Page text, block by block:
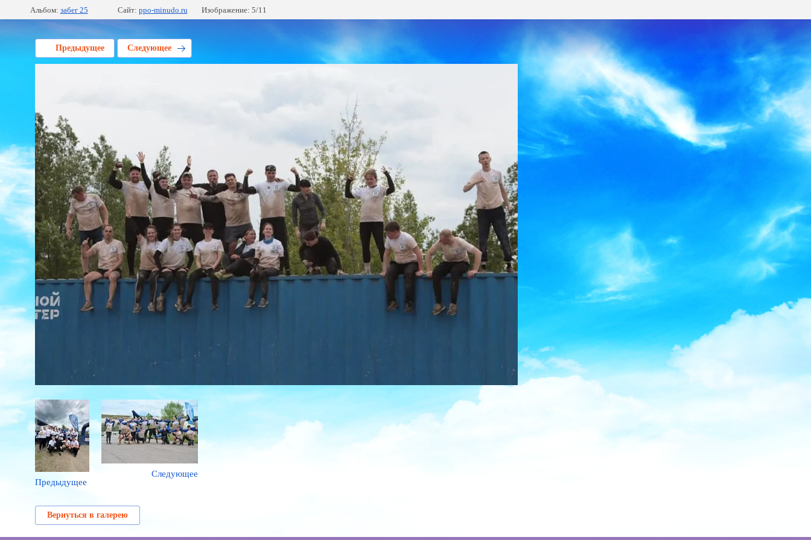
Альбом: забег 25 Сайт: ppo-minudo.ru Изображение: 5/11
Предыдущее Следующее
Предыдущее
Следующее
Вернуться в галерею